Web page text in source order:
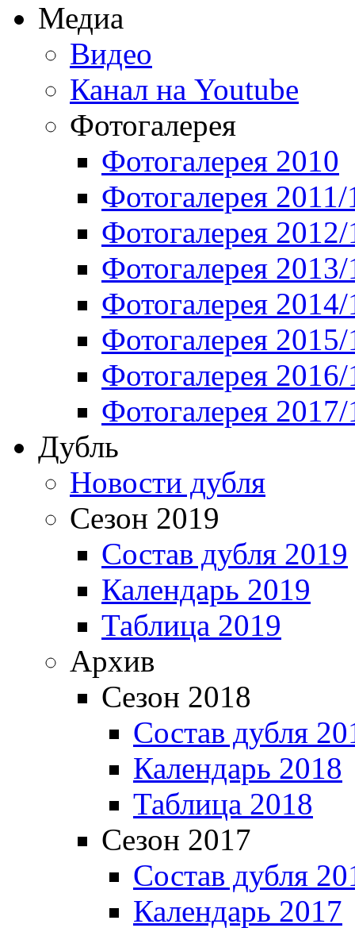
Медиа
Видео
Канал на Youtube
Фотогалерея
Фотогалерея 2010
Фотогалерея 2011/
Фотогалерея
Фотогалерея
Фотогалерея
Фотогалерея
Фотогалерея
Фотогалерея
Дубль
Новости дубля
Сезон 2019
Состав дубля 2019
Календарь 2019
Таблица 2019
Архив
Сезон 2018
Состав дубля
Календарь 2018
Таблица 2018
Сезон 2017
Состав дубля
Календарь 2017